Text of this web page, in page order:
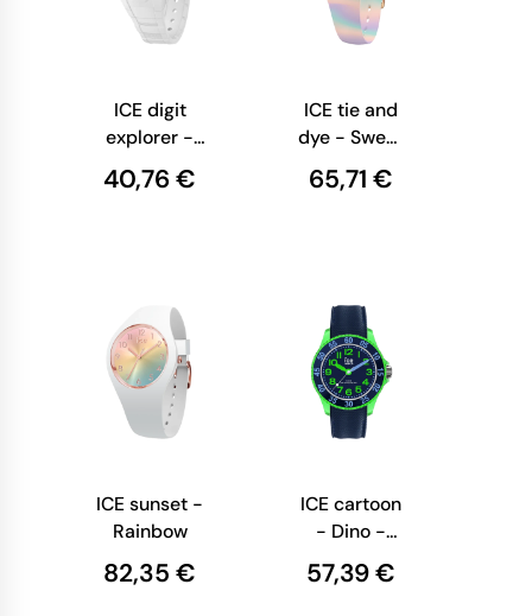
ICE digit
explorer -
White Pink
40,76 €
ICE tie and
dye - Sweet
lilac
65,71 €
ICE sunset -
Rainbow
82,35 €
ICE cartoon
- Dino -
Extra-small
57,39 €